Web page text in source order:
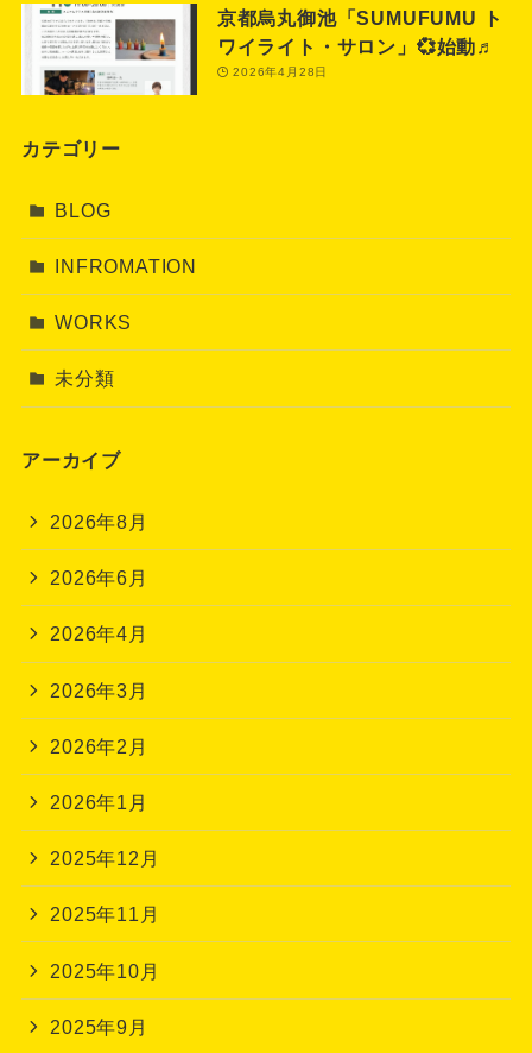
京都烏丸御池「SUMUFUMU ト
ワイライト・サロン」💞始動♬
2026年4月28日
カテゴリー
BLOG
INFROMATION
WORKS
未分類
アーカイブ
2026年8月
2026年6月
2026年4月
2026年3月
2026年2月
2026年1月
2025年12月
2025年11月
2025年10月
2025年9月